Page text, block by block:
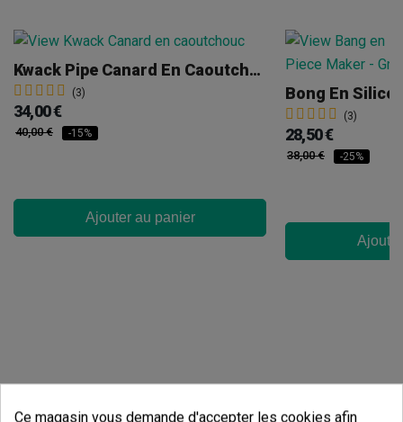
Kwack Pipe Canard En Caoutchouc
(3)
34,00 €
40,00 € -15%
Ajouter au panier
Bong En
(3)
28,50 €
38,00 € -25%
Ce magasin vous demande d'accepter les cookies afin